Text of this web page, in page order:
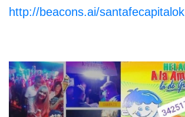
http://beacons.ai/santafecapitalok